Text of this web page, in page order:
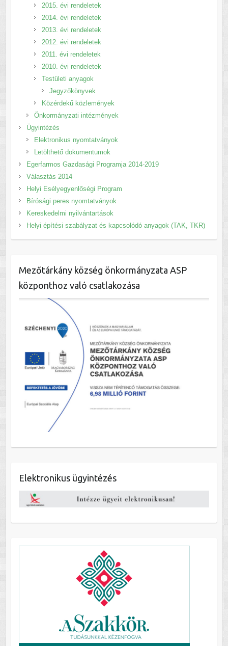
2015. évi rendeletek
2014. évi rendeletek
2013. évi rendeletek
2012. évi rendeletek
2011. évi rendeletek
2010. évi rendeletek
Testületi anyagok
Jegyzőkönyvek
Közérdekű közlemények
Önkormányzati intézmények
Ügyintézés
Elektronikus nyomtatványok
Letölthető dokumentumok
Egerfarmos Gazdasági Programja 2014-2019
Választás 2014
Helyi Esélyegyenlőségi Program
Bírósági peres nyomtatványok
Kereskedelmi nyilvántartások
Helyi építési szabályzat és kapcsolódó anyagok (TAK, TKR)
Mezőtárkány község önkormányzata ASP
központhoz való csatlakozása
Elektronikus ügyintézés